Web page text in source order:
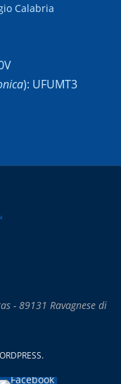
Calabria
): UFUMT3
- 89131 Ravagnese di